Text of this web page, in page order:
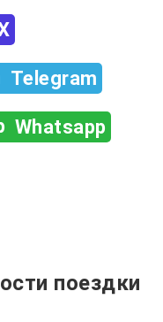
Telegram
Whatsapp
поездки